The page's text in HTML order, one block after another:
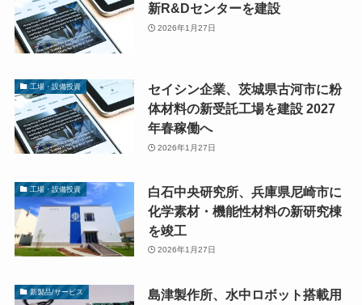
新R&Dセンターを建設
2026年1月27日
工場・設備投資
セイシン企業、茨城県古河市に粉
体材料の新受託工場を建設 2027
年春稼働へ
2026年1月27日
工場・設備投資
白石中央研究所、兵庫県尼崎市に
化学素材・機能性材料の新研究棟
を竣工
2026年1月27日
新製品/サービス
島津製作所、水中ロボット搭載用